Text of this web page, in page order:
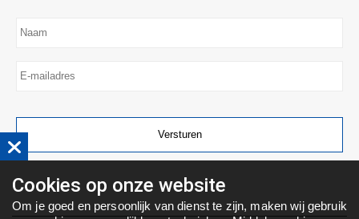
mailadres
Cookies op onze website
Om je goed en persoonlijk van dienst te zijn, maken wij gebruik